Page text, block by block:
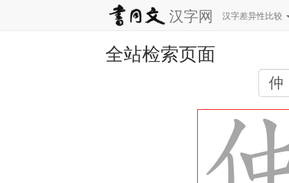
汉字网 汉字差异性比较
全站检索页面